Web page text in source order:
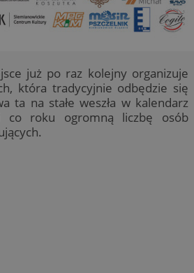
już po raz kolejny organizuje
która tradycyjnie odbędzie się
ta na stałe weszła w kalendarz
co roku ogromną liczbę osób